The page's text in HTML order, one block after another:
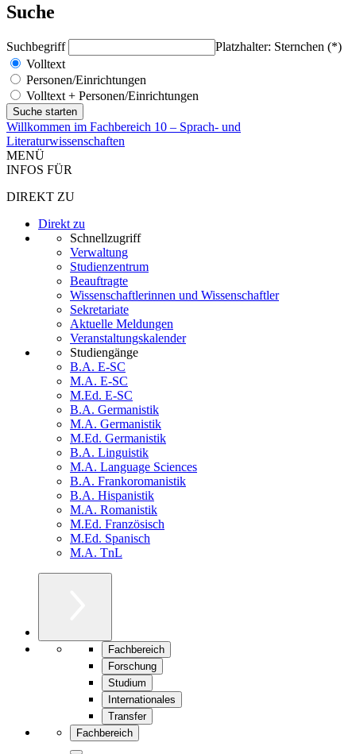
Suche
Suchbegriff
Platzhalter: Sternchen (*)
Volltext
Personen/Einrichtungen
Volltext + Personen/Einrichtungen
Willkommen im Fachbereich 10 – Sprach- und
Literaturwissenschaften
MENÜ
INFOS FÜR
DIREKT ZU
Direkt zu
Schnellzugriff
Verwaltung
Studienzentrum
Beauftragte
Wissenschaftlerinnen und Wissenschaftler
Sekretariate
Aktuelle Meldungen
Veranstaltungskalender
Studiengänge
B.A. E-SC
M.A. E-SC
M.Ed. E-SC
B.A. Germanistik
M.A. Germanistik
M.Ed. Germanistik
B.A. Linguistik
M.A. Language Sciences
B.A. Frankoromanistik
B.A. Hispanistik
M.A. Romanistik
M.Ed. Französisch
M.Ed. Spanisch
M.A. TnL
Fachbereich
Forschung
Studium
Internationales
Transfer
Fachbereich